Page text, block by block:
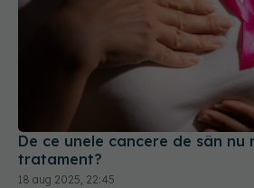
De ce unele cancere de sân nu
tratament?
18 aug 2025, 22:45